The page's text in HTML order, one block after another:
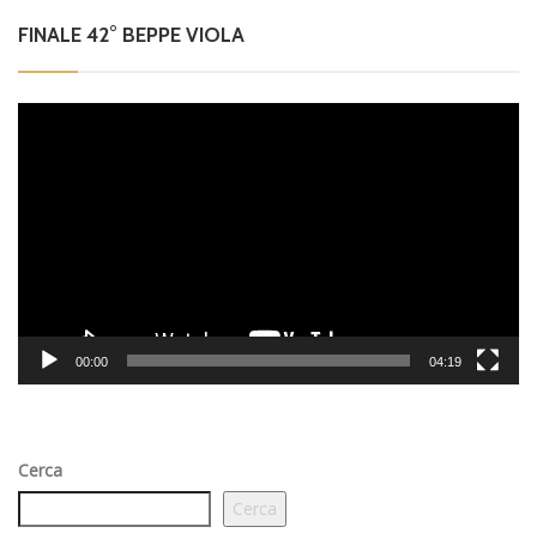
FINALE 42° BEPPE VIOLA
00:00 04:19
Cerca
Cerca